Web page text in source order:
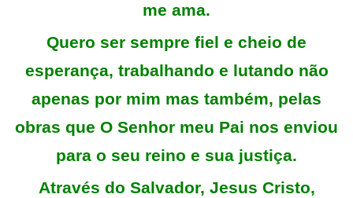
me ama.
Quero ser sempre fiel e cheio de
esperança, trabalhando e lutando não
apenas por mim mas também, pelas
obras que O Senhor meu Pai nos enviou
para o seu reino e sua justiça.
Através do Salvador, Jesus Cristo,